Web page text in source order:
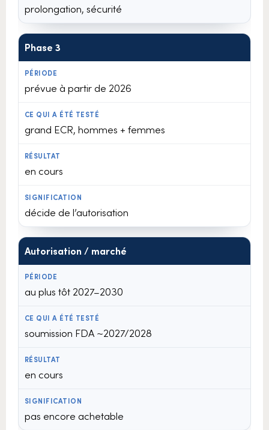
prolongation, sécurité
Phase 3
prévue à partir de 2026
grand ECR, hommes + femmes
en cours
décide de l’autorisation
Autorisation / marché
au plus tôt 2027–2030
soumission FDA ~2027/2028
en cours
pas encore achetable